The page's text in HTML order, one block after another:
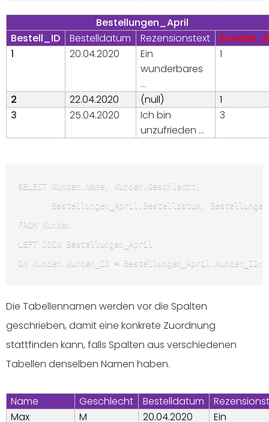
Bestellungen_April
Bestell_ID
Bestelldatum Rezensionstext
1
20.04.2020
Ein
wunderbares
…
1
2 22.04.2020 (null)
1
3
25.04.2020
Ich bin
unzufrieden …
3
SELECT Kunden.Name, Kunden.Geschlecht,
Bestellungen_April.Bestelldatum,
FROM Kunden
LEFT JOIN Bestellungen_April
ON Kunden.Kunden_ID = Bestellungen_April.Kunden_ID;
Die Tabellennamen werden vor die Spalten
geschrieben, damit eine konkrete Zuordnung
stattfinden kann, falls Spalten aus verschiedenen
Tabellen denselben Namen haben.
Name Geschlecht Bestelldatum
Max
M 20.04.2020
Ein